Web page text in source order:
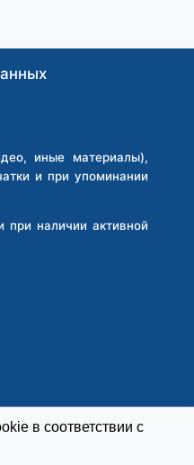
иные материалы),
и при упоминании
наличии активной
в соответствии с